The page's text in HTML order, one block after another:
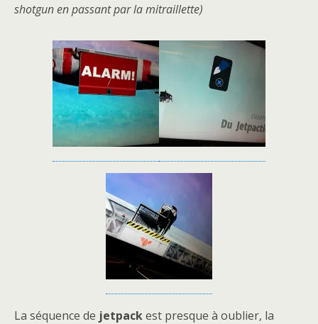
shotgun en passant par la mitraillette)
La séquence de jetpackest presque à oublier, la